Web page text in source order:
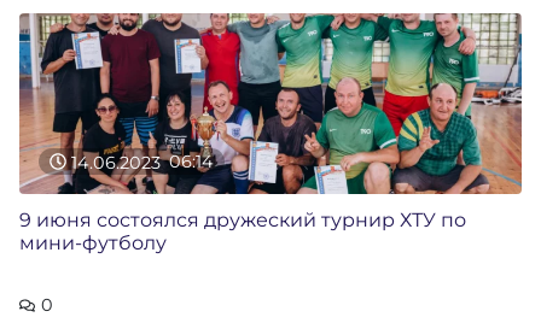
14.06.2023 06:14
9 июня состоялся дружеский турнир ХТУ по
мини-футболу
0